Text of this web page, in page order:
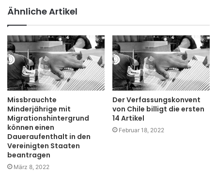
Ähnliche Artikel
Missbrauchte
Minderjährige mit
Migrationshintergrund
können einen
Daueraufenthalt in den
Vereinigten Staaten
beantragen
März 8, 2022
Der Verfassungskonvent
von Chile billigt die ersten
14 Artikel
Februar 18, 2022